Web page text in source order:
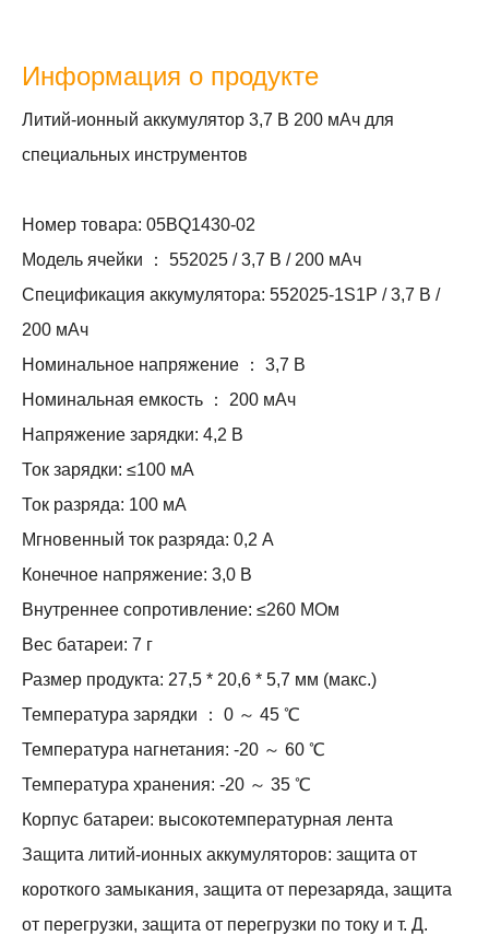
Информация о продукте
Литий-ионный аккумулятор 3,7 В 200 мАч для
специальных инструментов
Номер товара: 05BQ1430-02
Модель ячейки ： 552025 / 3,7 В / 200 мАч
Спецификация аккумулятора: 552025-1S1P / 3,7 В /
200 мАч
Номинальное напряжение ： 3,7 В
Номинальная емкость ： 200 мАч
Напряжение зарядки: 4,2 В
Ток зарядки: ≤100 мА
Ток разряда: 100 мА
Мгновенный ток разряда: 0,2 А
Конечное напряжение: 3,0 В
Внутреннее сопротивление: ≤260 МОм
Вес батареи: 7 г
Размер продукта: 27,5 * 20,6 * 5,7 мм (макс.)
Температура зарядки ： 0 ～ 45 ℃
Температура нагнетания: -20 ～ 60 ℃
Температура хранения: -20 ～ 35 ℃
Корпус батареи: высокотемпературная лента
Защита литий-ионных аккумуляторов: защита от
короткого замыкания, защита от перезаряда, защита
от перегрузки, защита от перегрузки по току и т. Д.